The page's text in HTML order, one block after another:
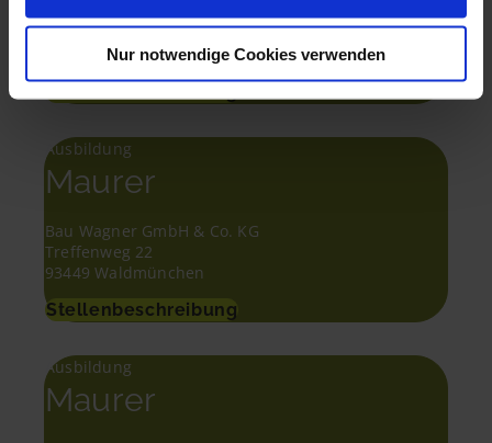
Nur notwendige Cookies verwenden
Baab Bau GmbH
Schelmengraben 14
86974 Apfeldorf
Ausbildung
Maurer
Bau Wagner GmbH & Co. KG
Treffenweg 22
93449 Waldmünchen
Stellenbeschreibung
Ausbildung
Maurer